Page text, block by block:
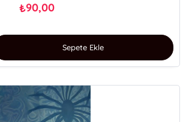
₺90,00
Sepete Ekle